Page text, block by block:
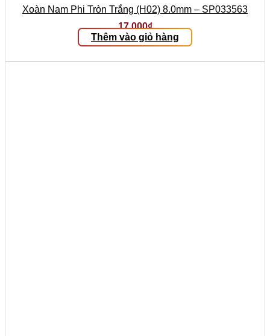
Xoàn Nam Phi Tròn Trắng (H02) 8.0mm – SP033563
17.000₫
Thêm vào giỏ hàng